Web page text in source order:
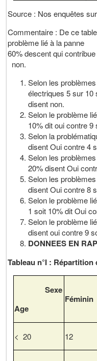
Source : Nos enquêtes
Commentaire : De ce
problème lié à la
60% descent qui
non.
Selon les
électriques 5 sur 10
disent non.
Selon le problème
10% dit oui contre 9
Selon la
disent Oui contre 4
Selon les
20% disent Oui
Selon les
disent Oui contre 8
Selon le problème
1 soit 10% dit Oui
Selon le problème
disent oui contre 9
DONNEES EN
Tableau n°I : Répartition
Sexe
Age
Féminin
< 20 12